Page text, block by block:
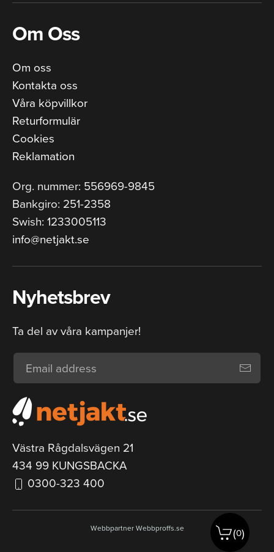
Om Oss
Om oss
Kontakta oss
Våra köpvillkor
Returformulär
Cookies
Reklamation
Org. nummer: 556969-9845
Bankgiro: 251-2358
Swish: 1233005113
info@netjakt.se
Nyhetsbrev
Ta del av våra kampanjer!
Västra Rågdalsvägen 21
434 99 KUNGSBACKA
0300-323 400
WebbpartnerWebbproffs.se (0)